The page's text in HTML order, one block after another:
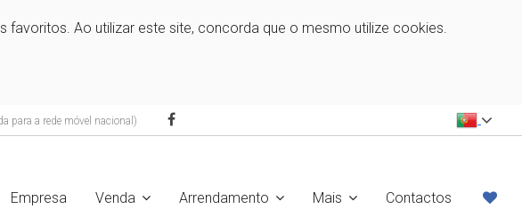
favoritos. Ao utilizar este site, concorda que o mesmo utilize cookies.
para a rede móvel nacional)
Empresa Venda Arrendamento Mais Contactos